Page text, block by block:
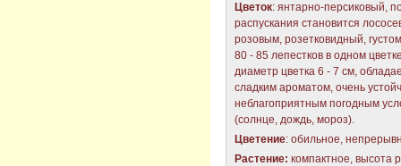
Цветок: янтарно-персиковый,
распускания становится
розовым, розетковидный,
80 - 85 лепестков в одном
диаметр цветка 6 - 7 см,
сладким ароматом, очень
неблагоприятным погодным
(солнце, дождь, мороз).
Цветение: обильное,
Растение: компактное, высота